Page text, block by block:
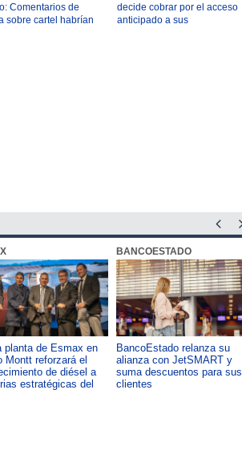
Comentarios de
sobre cartel habrían
decide cobrar por el acceso
anticipado a sus
planta de Esmax en
Montt reforzará el
de diésel a
estratégicas del
BANCOESTADO
BancoEstado relanza su
alianza con JetSMART y
suma descuentos para sus
clientes